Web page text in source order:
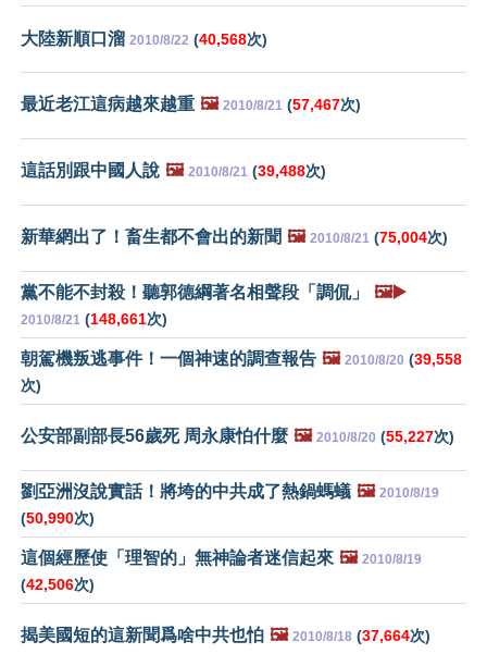
大陸新順口溜 2010/8/22 (40,568次)
最近老江這病越來越重 🖼️ 2010/8/21 (57,467次)
這話別跟中國人說 🖼️ 2010/8/21 (39,488次)
新華網出了！畜生都不會出的新聞 🖼️ 2010/8/21 (75,004次)
黨不能不封殺！聽郭德綱著名相聲段「調侃」 🖼️▶️
2010/8/21 (148,661次)
朝駕機叛逃事件！一個神速的調查報告 🖼️ 2010/8/20 (39,558
次)
公安部副部長56歲死 周永康怕什麼 🖼️ 2010/8/20 (55,227次)
劉亞洲沒說實話！將垮的中共成了熱鍋螞蟻 🖼️ 2010/8/19
(50,990次)
這個經歷使「理智的」無神論者迷信起來 🖼️ 2010/8/19
(42,506次)
揭美國短的這新聞爲啥中共也怕 🖼️ 2010/8/18 (37,664次)